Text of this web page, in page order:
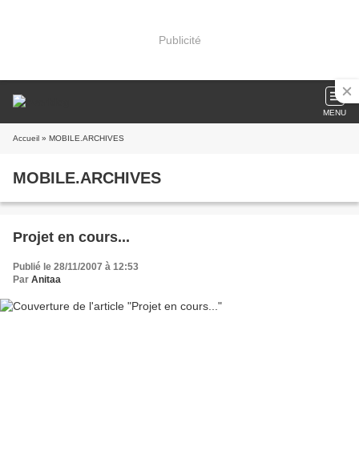
Publicité
MENU
Accueil » MOBILE.ARCHIVES
MOBILE.ARCHIVES
Projet en cours...
Publié le 28/11/2007 à 12:53
Par Anitaa